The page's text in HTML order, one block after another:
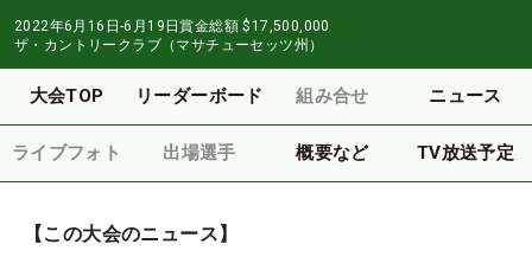
2022年6月16日-6月19日賞金総額 $17,500,000
ザ・カントリークラブ（マサチューセッツ州）
大会TOP リーダーボード 組み合せ ニュース
ライブフォト 出場選手 概要など TV放送予定
【この大会のニュース】